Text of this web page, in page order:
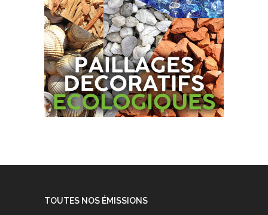
TOUTES NOS ÉMISSIONS